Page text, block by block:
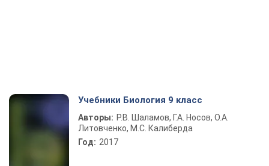
Учебники Биология 9 класс
Авторы: Р.В. Шаламов, Г.А. Носов, О.А.
Литовченко, М.С. Калиберда
Год: 2017